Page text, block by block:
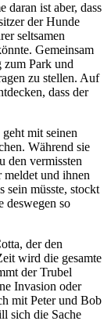
daran ist aber, dass
der Hunde
seltsamen
Gemeinsam
zum Park und
zu stellen. Auf
dass der
mit seinen
Während sie
den vermissten
und ihnen
sein müsste, stockt
deswegen so
der den
wird die gesamte
der Trubel
Invasion oder
mit Peter und Bob
sich die Sache